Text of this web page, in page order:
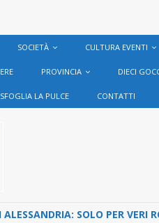
SOCIETÀ CULTURA EVENTI
PROVINCIA DIECI
SFOGLIA LA PULCE CONTATTI
SOLO PER